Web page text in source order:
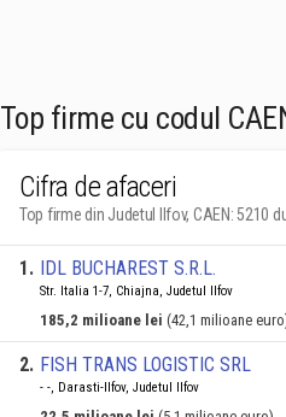
Top firme cu codul
Cifra de afaceri
Top firme din Judetul Ilfov, CAEN: 5210
1. IDL BUCHAREST S.R.L.
Str. Italia 1-7, Chiajna, Judetul Ilfov
185,2 milioane lei (42,1 milioane
2. FISH TRANS LOGISTIC SRL
- -, Darasti-Ilfov, Judetul Ilfov